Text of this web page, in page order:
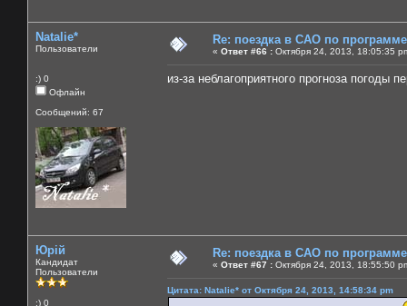
Natalie*
Пользователи
:) 0
Офлайн
Сообщений: 67
Re: поездка в САО по
« Ответ #66 : Октября 24, 2013, 18:05:35
из-за неблагоприятного прогноза погоды
Юрій
Кандидат
Пользователи
:) 0
Re: поездка в САО по
« Ответ #67 : Октября 24, 2013, 18:55:50
Цитата: Natalie* от Октября 24, 2013, 14:58:34 pm